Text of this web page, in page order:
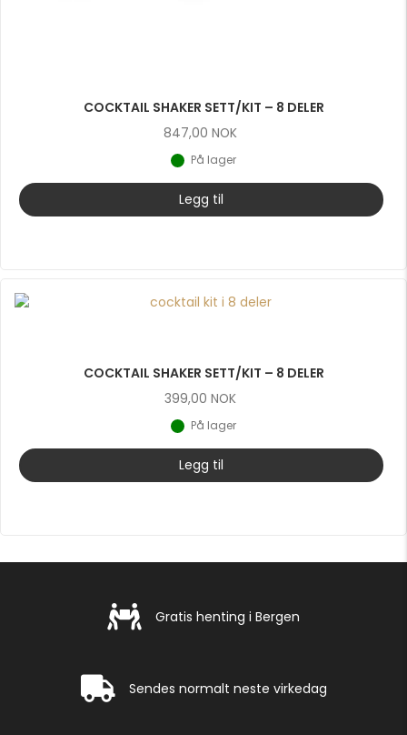
COCKTAIL SHAKER SETT/KIT – 8 DELER
847,00 NOK
På lager
Legg til
COCKTAIL SHAKER SETT/KIT – 8 DELER
399,00 NOK
På lager
Legg til
Gratis henting i Bergen
Gratis henting i Bergen
Rask levering
Sendes normalt neste virkedag